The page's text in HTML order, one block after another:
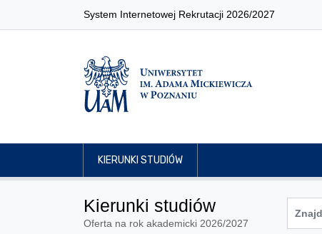
System Internetowej Rekrutacji 2026/2027
KIERUNKI STUDIÓW
Kierunki studiów
Oferta na rok akademicki 2026/2027